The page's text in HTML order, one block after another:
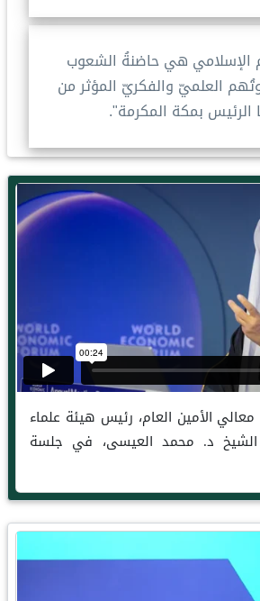
الإسلامي هي حاضنةُ الشعوب
العلميّ والفكريّ المؤثر من
الرئيس بمكة المكرمة".
الأمين العام، رئيس هيئة علماء
الشيخ د. محمد العيسى، في جلسة